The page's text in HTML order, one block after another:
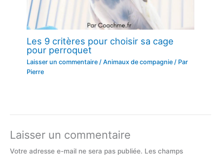
Les 9 critères pour choisir sa cage
pour perroquet
Laisser un commentaire /Animaux de compagnie / Par
Pierre
Laisser un commentaire
Votre adresse e-mail ne sera pas publiée. Les champs